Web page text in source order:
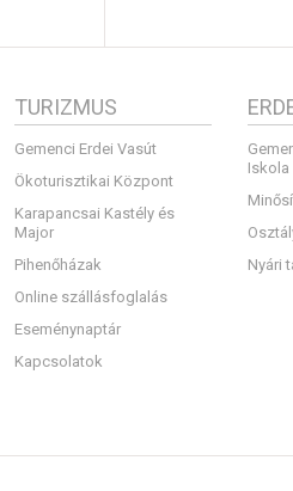
TURIZMUS
Gemenci Erdei Vasút
Ökoturisztikai Központ
Karapancsai Kastély és
Major
Pihenőházak
Online szállásfoglalás
Eseménynaptár
Kapcsolatok
Iskola
Nyári